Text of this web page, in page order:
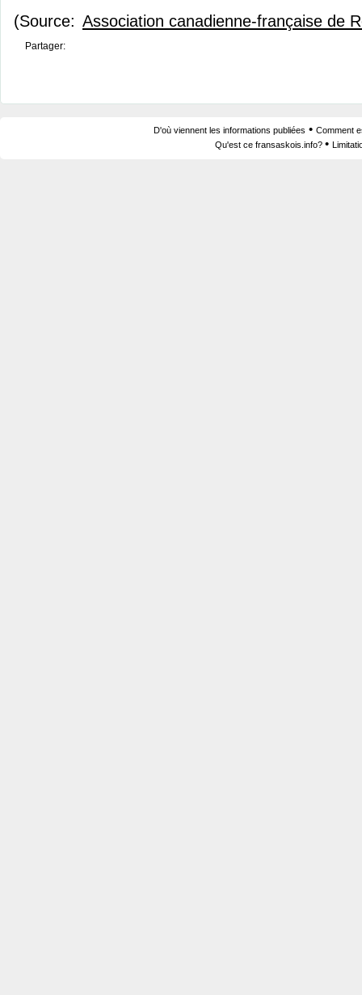
(Source: Association canadienne-française de
Partager:
D'où viennent les informations publiées • Comment
Qu'est ce fransaskois.info? •